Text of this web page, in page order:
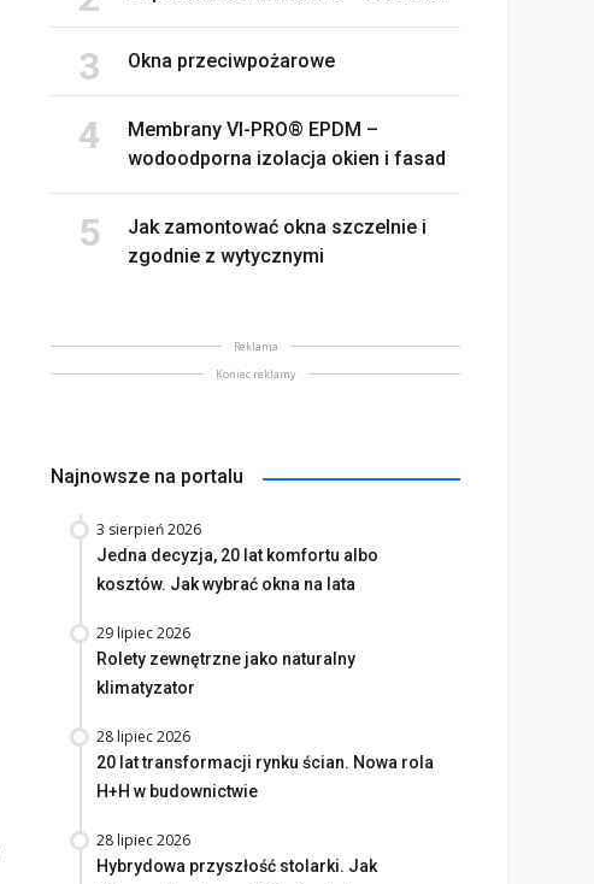
Okna przeciwpożarowe
Membrany VI-PRO® EPDM –
wodoodporna izolacja okien i fasad
Jak zamontować okna szczelnie i
zgodnie z wytycznymi
Reklama
Koniec reklamy
Najnowsze na portalu
3 sierpień 2026
Jedna decyzja, 20 lat komfortu albo
kosztów. Jak wybrać okna na lata
29 lipiec 2026
Rolety zewnętrzne jako naturalny
klimatyzator
28 lipiec 2026
20 lat transformacji rynku ścian. Nowa rola
H+H w budownictwie
28 lipiec 2026
Hybrydowa przyszłość stolarki. Jak